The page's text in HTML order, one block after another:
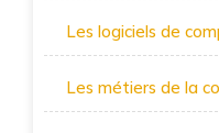
Les logiciels de
Les métiers de la